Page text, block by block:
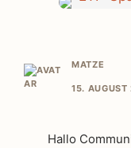
MATZE
15.
Hallo